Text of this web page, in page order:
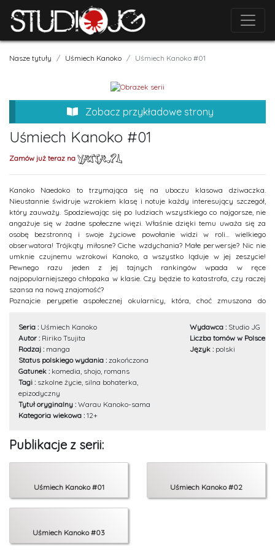
Nasze tytuły Uśmiech Kanoko Uśmiech Kanoko #01
Zobacz przykładowe strony
Uśmiech Kanoko #01
Zamów już teraz na
Kanoko Naedoko to trzymająca się na uboczu klasowa dziwaczka.
Nieustannie świdruje wzrokiem klasę i notuje każdy interesujący szczegół,
który zauważy. Spodziewając się po ludziach wszystkiego co najgorsze, nie
angażuje się w żadne społeczne więzi. Właśnie dzięki temu uważa się za
osobę bezstronną i swoje życiowe powołanie widzi w roli… wielkiego
obserwatora! Trójkąty miłosne? Ciche wzdychania? Małe perwersje? Nic nie
umknie czujnemu wzrokowi Kanoko, a wszystko ląduje w jej zeszycie!
Pewnego razu jeden z jej tajnych rankingów wpada w ręce
najpopularniejszego chłopaka w klasie. Czy będzie to katastrofa, czy raczej
szansa na nową znajomość?
Poznajcie perypetie aspołecznej okularnicy, która, choć zmuszona do
nie pozwoli sobie w kaszę dmuchać! Przed Wami zwariowana szkolna
komedia, przy której nie sposób się nudzić.
Seria : Uśmiech Kanoko
Autor : Ririko Tsujita
Rodzaj : manga
Status polskiego wydania : zakończona
Gatunek : komedia, shojo, romans
Tagi : szkolne życie, silna bohaterka,
epizodyczny
Tytuł oryginalny : Warau Kanoko-sama
Kategoria wiekowa : 12+
Wydawca : Studio JG
Liczba tomów w Polsce :
Język : polski
Publikacje z serii:
Uśmiech Kanoko #01 Uśmiech Kanoko #02
Uśmiech Kanoko #03